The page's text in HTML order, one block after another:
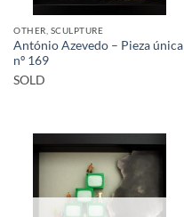
OTHER, SCULPTURE
António Azevedo – Pieza única
nº 169
SOLD